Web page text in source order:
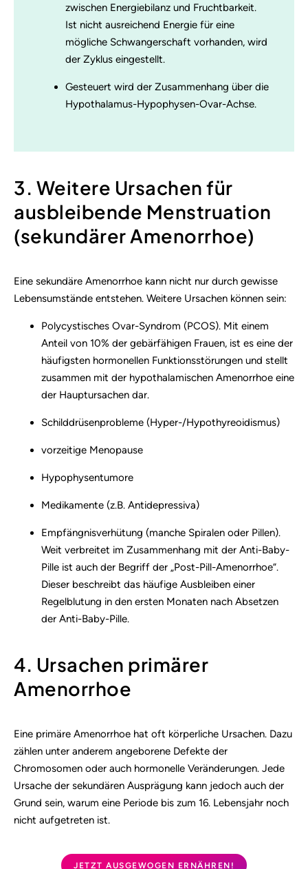
zwischen Energiebilanz und Fruchtbarkeit.
Ist nicht ausreichend Energie für eine
mögliche Schwangerschaft vorhanden, wird
der Zyklus eingestellt.
Gesteuert wird der Zusammenhang über die
Hypothalamus-Hypophysen-Ovar-Achse.
3. Weitere Ursachen für
ausbleibende Menstruation
(sekundärer Amenorrhoe)
Eine sekundäre Amenorrhoe kann nicht nur durch gewisse
Lebensumstände entstehen. Weitere Ursachen können sein:
Polycystisches Ovar-Syndrom (PCOS). Mit einem
Anteil von 10% der gebärfähigen Frauen, ist es eine der
häufigsten hormonellen Funktionsstörungen und stellt
zusammen mit der hypothalamischen Amenorrhoe eine
der Hauptursachen dar.
Schilddrüsenprobleme (Hyper-/Hypothyreoidismus)
vorzeitige Menopause
Hypophysentumore
Medikamente (z.B. Antidepressiva)
Empfängnisverhütung (manche Spiralen oder Pillen).
Weit verbreitet im Zusammenhang mit der Anti-Baby-
Pille ist auch der Begriff der „Post-Pill-Amenorrhoe“.
Dieser beschreibt das häufige Ausbleiben einer
Regelblutung in den ersten Monaten nach Absetzen
der Anti-Baby-Pille.
4. Ursachen primärer
Amenorrhoe
Eine primäre Amenorrhoe hat oft körperliche Ursachen. Dazu
zählen unter anderem angeborene Defekte der
Chromosomen oder auch hormonelle Veränderungen. Jede
Ursache der sekundären Ausprägung kann jedoch auch der
Grund sein, warum eine Periode bis zum 16. Lebensjahr noch
nicht aufgetreten ist.
JETZT AUSGEWOGEN ERNÄHREN!